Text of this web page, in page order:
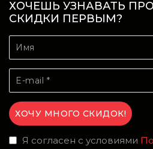
ХОЧЕШЬ УЗНАВАТЬ
СКИДКИ ПЕРВЫМ?
Я согласен с условиями